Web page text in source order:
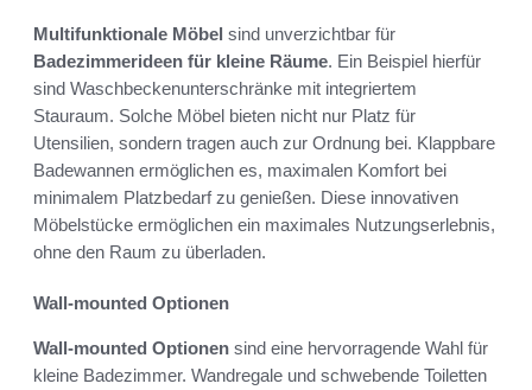
Multifunktionale Möbel sind unverzichtbar für
Badezimmerideen für kleine Räume. Ein Beispiel hierfür
sind Waschbeckenunterschränke mit integriertem
Stauraum. Solche Möbel bieten nicht nur Platz für
Utensilien, sondern tragen auch zur Ordnung bei. Klappbare
Badewannen ermöglichen es, maximalen Komfort bei
minimalem Platzbedarf zu genießen. Diese innovativen
Möbelstücke ermöglichen ein maximales Nutzungserlebnis,
ohne den Raum zu überladen.
Wall-mounted Optionen
Wall-mounted Optionen sind eine hervorragende Wahl für
kleine Badezimmer. Wandregale und schwebende Toiletten